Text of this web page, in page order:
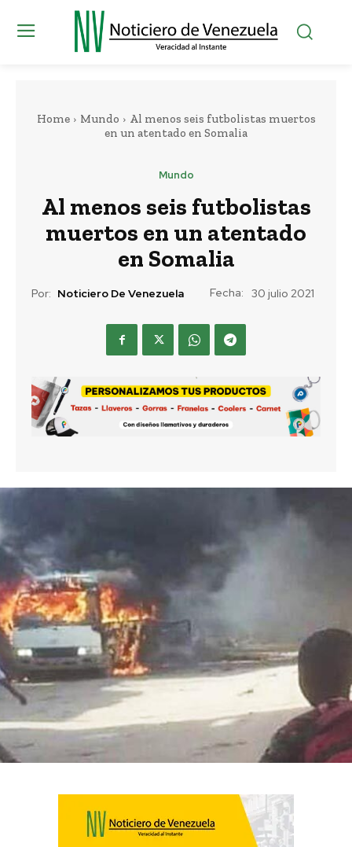
Home Mundo
Al menos seis futbolistas muertos
en un atentado en Somalia
Mundo
Al menos seis futbolistas
muertos en un atentado
en Somalia
Por: Noticiero De Venezuela Fecha: 30 julio 2021